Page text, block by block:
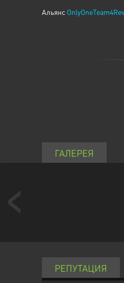
Альянс
ГАЛЕРЕЯ
РЕПУТАЦИЯ